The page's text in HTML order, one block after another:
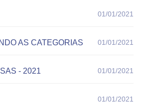
01/01/2021
AS CATEGORIAS 01/01/2021
- 2021 01/01/2021
01/01/2021